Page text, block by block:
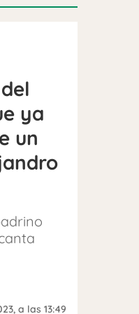
ya
un
, a las 13:49